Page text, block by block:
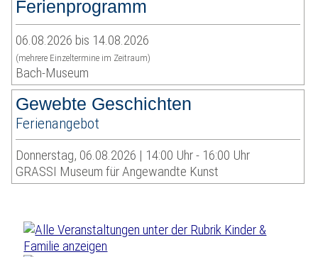
Ferienprogramm
06.08.2026 bis 14.08.2026
(mehrere Einzeltermine im Zeitraum)
Bach-Museum
Gewebte Geschichten
Ferienangebot
Donnerstag, 06.08.2026 | 14:00 Uhr - 16:00 Uhr
GRASSI Museum für Angewandte Kunst